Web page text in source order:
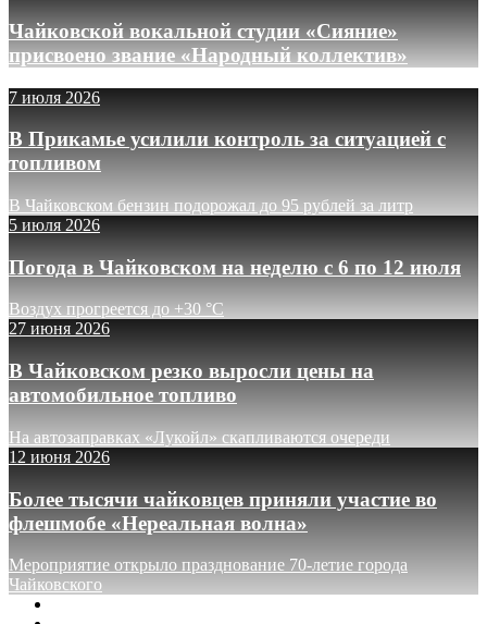
Чайковской вокальной студии «Сияние»
присвоено звание «Народный коллектив»
7 июля 2026
В Прикамье усилили контроль за ситуацией с
топливом
В Чайковском бензин подорожал до 95 рублей за литр
5 июля 2026
Погода в Чайковском на неделю с 6 по 12 июля
Воздух прогреется до +30 °C
27 июня 2026
В Чайковском резко выросли цены на
автомобильное топливо
На автозаправках «Лукойл» скапливаются очереди
12 июня 2026
Более тысячи чайковцев приняли участие во
флешмобе «Нереальная волна»
Мероприятие открыло празднование 70-летие города
Чайковского